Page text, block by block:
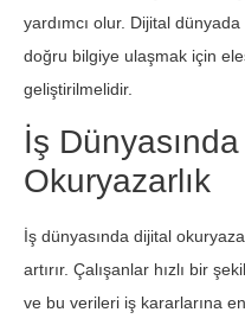
yardımcı olur. Dijital
doğru bilgiye ulaşmak için
geliştirilmelidir.
İş
Okuryazarlık
İş dünyasında dijital
artırır. Çalışanlar hızlı bir
ve bu verileri iş kararlarına